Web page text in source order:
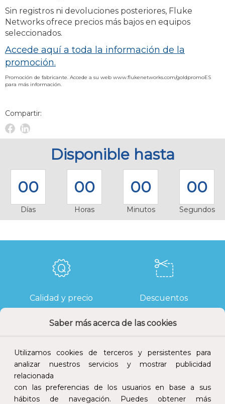
Saber más acerca de las cookies
Utilizamos cookies de terceros y persistentes para
analizar nuestros servicios y mostrar publicidad
relacionada
con las preferencias de los usuarios en base a sus
hábitos de navegación. Puedes obtener más
Sin registros ni devoluciones posteriores, Fluke
Networks ofrece precios más bajos en equipos
seleccionados.
Accede aquí a toda la información de la
promoción.
Promoción de fabricante. Accede a su web www.flukenetworks.com/goldpromoES
para más información.
Compartir:
Facebook
Linkedin
NovelecDisponible hasta
00
Días
00
Horas
00
Minutos
00
Segundos
Calidad y precio Descuentos
Devoluciones Pago seguro